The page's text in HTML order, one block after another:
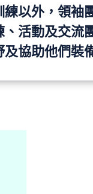
練以外，領袖
活動及交流
協助他們裝